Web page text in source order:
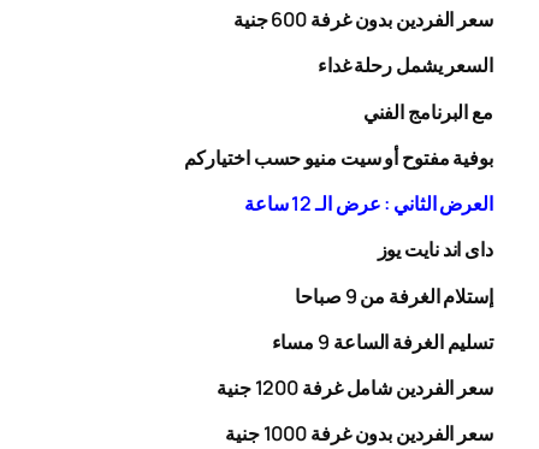
سعر الفردين بدون غرفة
600 جنية
السعر يشمل رحلةغداء
مع البرنامج الفني
بوفية مفتوح أو سيت منيو حسب اختياركم
العرض الثاني : عرض الـ 12 ساعة
داى اند نايت يوز
إستلام الغرفة من 9 صباحا
تسليم الغرفة الساعة 9 مساء
سعر الفردين شامل غرفة
1200
جنية
سعر الفردين بدون غرفة1000جنية